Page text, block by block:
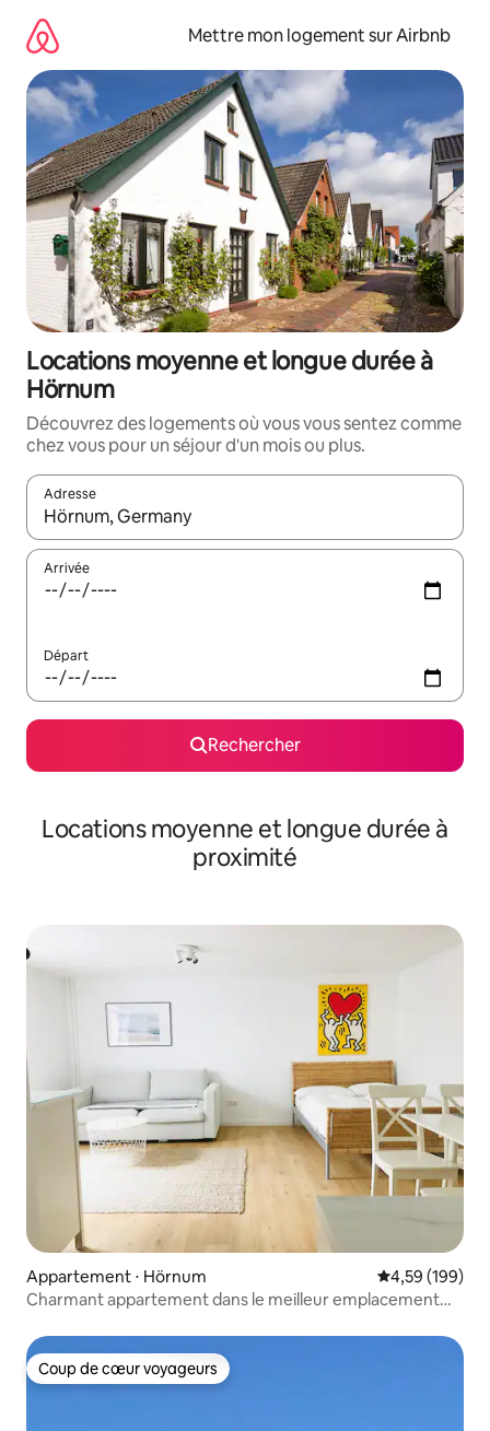
directement
contenu
Mettre mon logement sur Airbnb
Locations moyenne et longue durée à
Hörnum
Découvrez des logements où vous vous sentez comme
chez vous pour un séjour d'un mois ou plus.
Adresse
Lorsque les résultats s'affichent, utilisez les flèches vers le
Arrivée
Départ
Rechercher
Locations moyenne et longue durée à
proximité
Appartement ⋅ Hörnum Évaluation
4,59 (199)
Charmant appartement dans le meilleur emplacement
Coup de cœur voyageurs
Coup de cœur voyageurs